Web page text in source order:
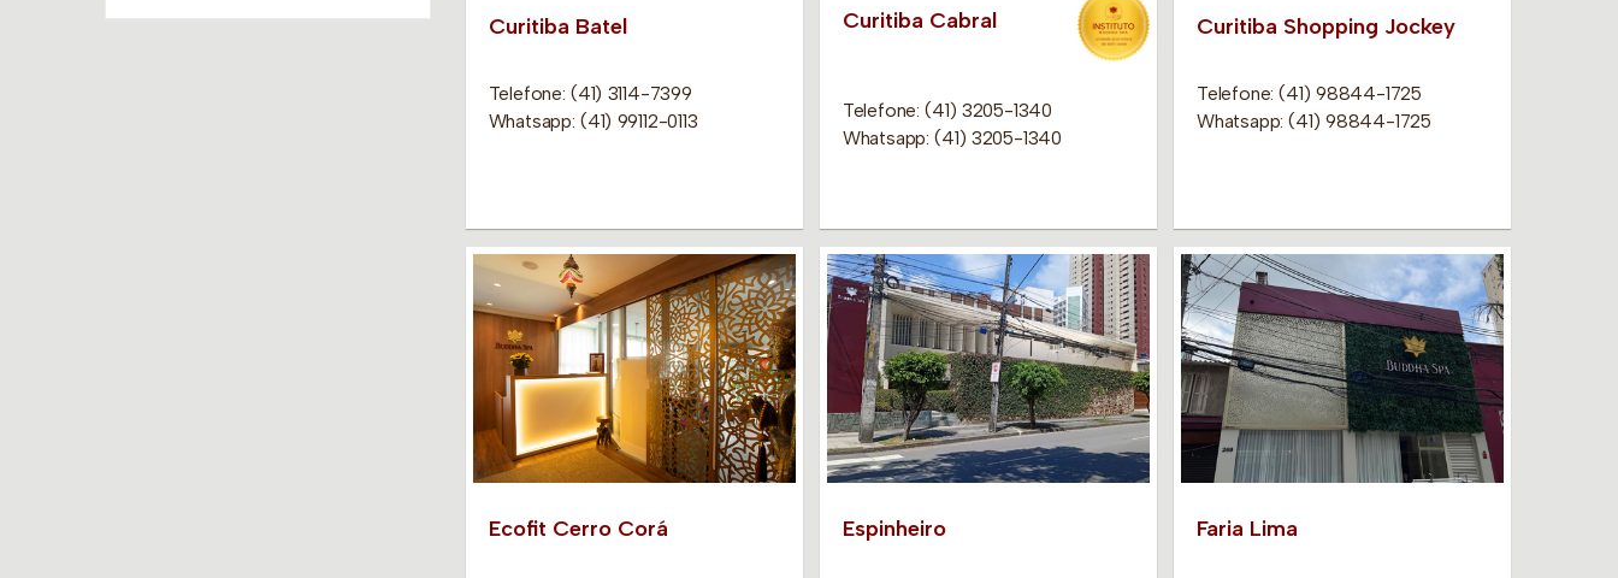
Curitiba Batel
Telefone: (41) 3114-7399
Whatsapp: (41) 99112-0113
Curitiba Cabral
Telefone: (41) 3205-1340
Whatsapp: (41) 3205-1340
Curitiba Shopping Jockey
Telefone: (41) 98844-1725
Whatsapp: (41) 98844-1725
Ecofit Cerro Corá Espinheiro Faria Lima